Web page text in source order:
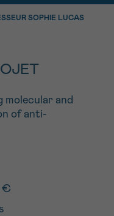
SOPHIE LUCAS
molecular and
of anti-
€
à toutes vos
Confirmation